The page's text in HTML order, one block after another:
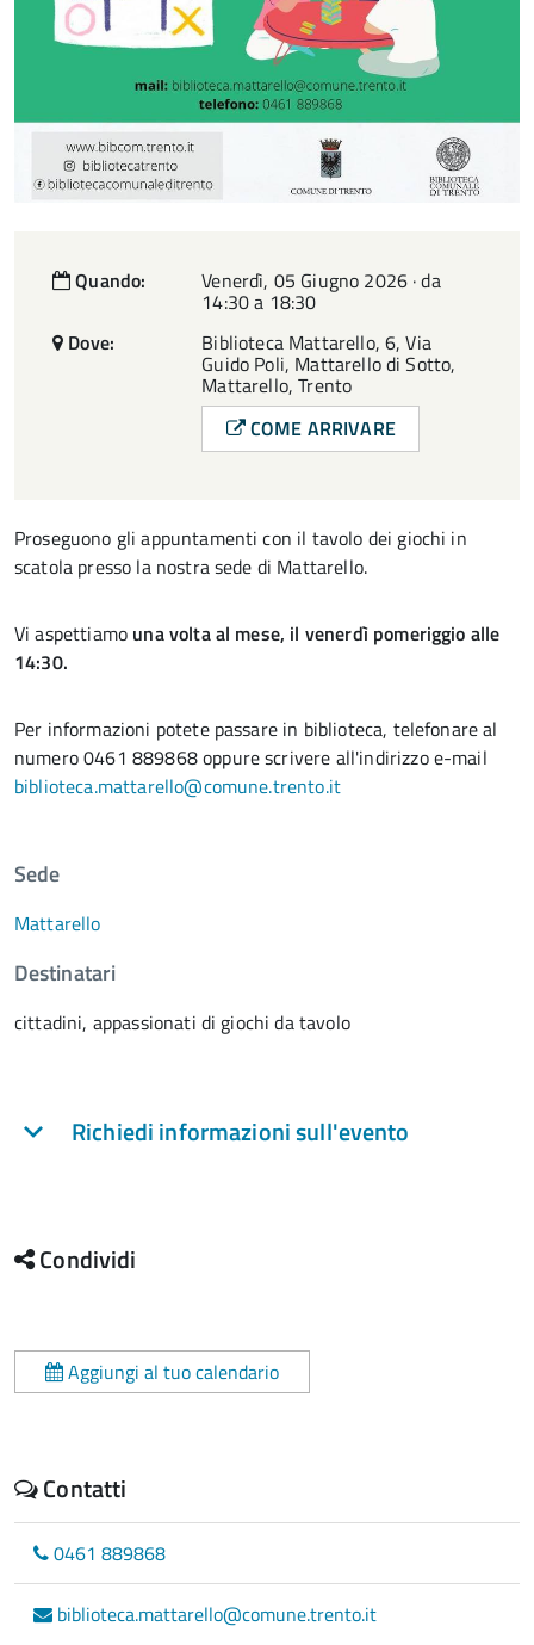
Quando: Venerdì, 05 Giugno 2026 · da
14:30 a 18:30
Dove:
Biblioteca Mattarello, 6, Via
Guido Poli, Mattarello di Sotto,
Mattarello, Trento
COME ARRIVARE
Proseguono gli appuntamenti con il tavolo dei giochi in
scatola presso la nostra sede di Mattarello.
Vi aspettiamo una volta al mese, il venerdì pomeriggio alle
14:30.
Per informazioni potete passare in biblioteca, telefonare al
numero 0461 889868 oppure scrivere all'indirizzo e-mail
biblioteca.mattarello@comune.trento.it
Sede
Mattarello
Destinatari
cittadini, appassionati di giochi da tavolo
Richiedi informazioni sull'evento
Condividi
Aggiungi al tuo calendario
Contatti
0461 889868
biblioteca.mattarello@comune.trento.it